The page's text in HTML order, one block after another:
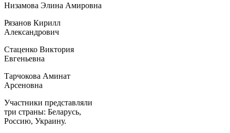
Низамова Элина Амировна
Рязанов Кирилл
Александрович
Стаценко Виктория
Евгеньевна
Тарчокова Аминат
Арсеновна
Участники представляли
три страны: Беларусь,
Россию, Украину.